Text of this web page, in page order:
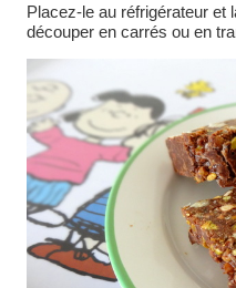
Placez-le au réfrigérateur et
découper en carrés ou en